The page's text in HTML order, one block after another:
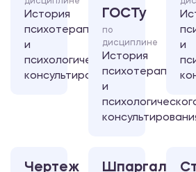
История
психотерапии
и
психологического
консультирования
ГОСТу
по
дисциплине
История
психотерапии
и
и
Чертеж Шпаргалка